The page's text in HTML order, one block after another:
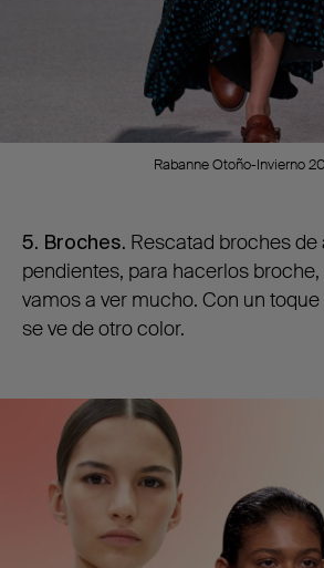
Rabanne Otoño-Invierno
5. Broches. Rescatad broches de
pendientes, para hacerlos
vamos a ver mucho. Con un
se ve de otro color.